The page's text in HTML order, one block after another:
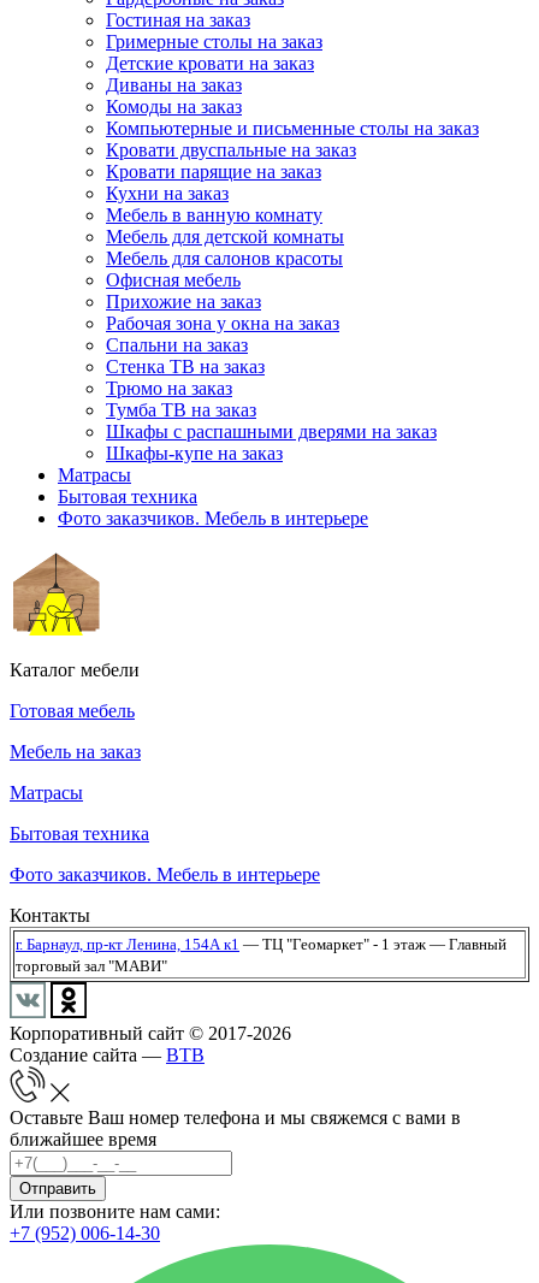
Гостиная на заказ
Гримерные столы на заказ
Детские кровати на заказ
Диваны на заказ
Комоды на заказ
Компьютерные и письменные столы на заказ
Кровати двуспальные на заказ
Кровати парящие на заказ
Кухни на заказ
Мебель в ванную комнату
Мебель для детской комнаты
Мебель для салонов красоты
Офисная мебель
Прихожие на заказ
Рабочая зона у окна на заказ
Спальни на заказ
Стенка ТВ на заказ
Трюмо на заказ
Тумба ТВ на заказ
Шкафы с распашными дверями на заказ
Шкафы-купе на заказ
Матрасы
Бытовая техника
Фото заказчиков. Мебель в интерьере
Каталог мебели
Готовая мебель
Мебель на заказ
Матрасы
Бытовая техника
Фото заказчиков. Мебель в интерьере
Контакты
г. Барнаул, пр-кт Ленина, 154А к1 — ТЦ "Геомаркет" - 1 этаж — Главный
торговый зал "МАВИ"
Корпоративный сайт © 2017-2026
Создание сайта — BTB
Оставьте Ваш номер телефона и мы свяжемся с вами в
ближайшее время
Отправить
Или позвоните нам сами:
+7 (952) 006-14-30